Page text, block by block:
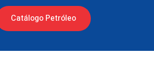
Catálogo Petróleo